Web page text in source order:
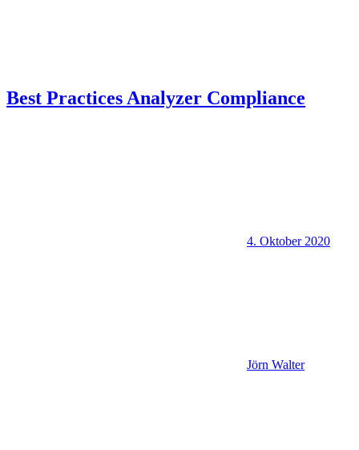
Best Practices Analyzer Compliance
4. Oktober 2020
Jörn Walter